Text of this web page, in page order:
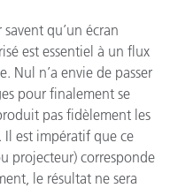
qu’un écran
est essentiel à un flux
Nul n’a envie de passer
pour finalement se
pas fidèlement les
Il est impératif que ce
projecteur) corresponde
le résultat ne sera